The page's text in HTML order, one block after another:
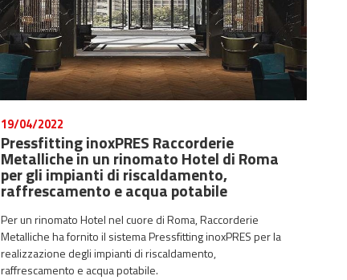
19/04/2022
Pressfitting inoxPRES Raccorderie
Metalliche in un rinomato Hotel di Roma
per gli impianti di riscaldamento,
raffrescamento e acqua potabile
Per un rinomato Hotel nel cuore di Roma, Raccorderie
Metalliche ha fornito il sistema Pressfitting inoxPRES per la
realizzazione degli impianti di riscaldamento,
raffrescamento e acqua potabile.